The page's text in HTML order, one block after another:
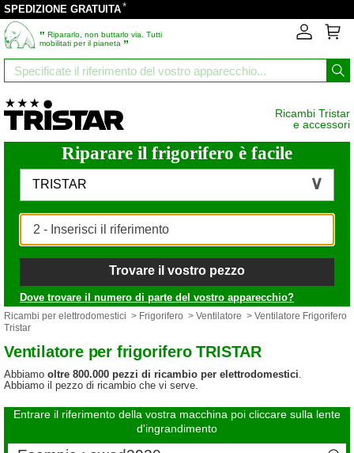
SPEDIZIONE GRATUITA*
‟ Ripararlo, non buttarlo via. Tutti
mobilitati per il pianeta ”
Ricambi Tristar
e accessori
Riparare il frigorifero è facile
TRISTAR
Trovare il vostro pezzo
Dove trovare il numero di parte del vostro apparecchio?
Ricambi per elettrodomestici > Frigorifero > Ventilatore > Ventilatore Frigorifero
Tristar
Ventilatore per frigorifero TRISTAR
Abbiamo oltre 800.000 pezzi di ricambio per elettrodomestici.
Abbiamo il pezzo di ricambio che vi serve.
Entrare il riferimento della vostra macchina poi cliccare sulla lente
d'ingrandimento